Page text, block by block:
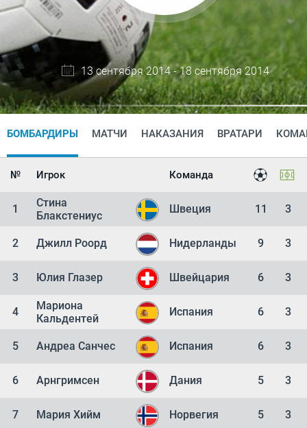
13 сентября 2014 - 18 сентября 2014
БОМБАРДИРЫ МАТЧИ НАКАЗАНИЯ ВРАТАРИ
№ Игрок Команда
1
Стина
Блакстениус
Швеция 11 3
2 Джилл Роорд Нидерланды 9 3
3 Юлия Глазер Швейцария 6 3
4
Мариона
Кальдентей
Испания 6 3
5 Андреа Санчес Испания 6 3
6 Арнгримсен Дания 5 3
7 Мария Хийм Норвегия 5 3